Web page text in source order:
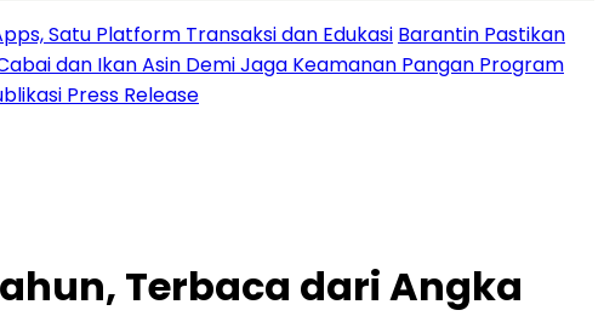
Satu Platform Transaksi dan Edukasi Barantin Pastikan
dan Ikan Asin Demi Jaga Keamanan Pangan Program
Press Release
Terbaca dari Angka